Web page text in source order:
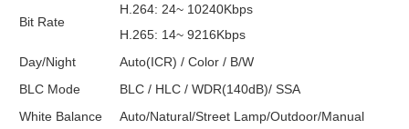
Bit Rate
H.264: 24~ 10240Kbps
H.265: 14~ 9216Kbps
Day/Night
Auto(ICR) / Color / B/W
BLC Mode
BLC / HLC / WDR(140dB)/ SSA
White Balance
Auto/Natural/Street Lamp/Outdoor/Manual